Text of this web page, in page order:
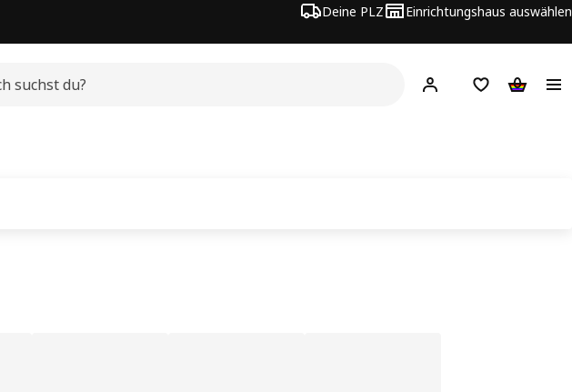
Deine PLZ Einrichtungshaus auswählen
Hej! Jetzt anmelden.
Einkaufsliste